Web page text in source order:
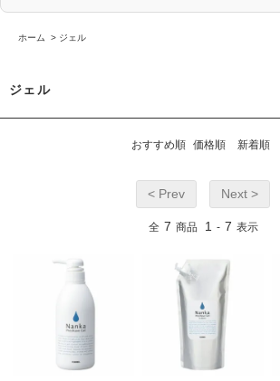
ホーム > ジェル
ジェル
おすすめ順 価格順 新着順
< Prev Next >
全 7 商品 1 - 7 表示